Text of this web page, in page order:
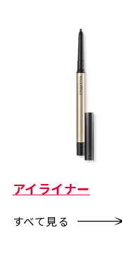
アイライナー
すべて見る